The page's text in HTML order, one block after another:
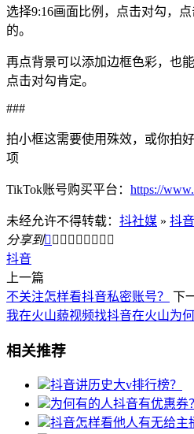
选择9:16画面比例，点击对勾，
的。
再点背景可以添加边框色彩，也
点击对勾肯定。
###
拍小框这需要使用殊效，或你拍
项
TikTok账号购买平台： https://
未经允许不得转载： 抖社媒 » 抖
分享到        
抖音
上一篇
不关注怎样看抖音私密账号？
下
我在火山藐视频找抖音在火山为何
相关推荐
抖音讲历史大v排行榜？
为何有的人抖音有优惠券？
抖音怎样看他人有无给主